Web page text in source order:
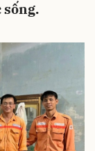
sống.